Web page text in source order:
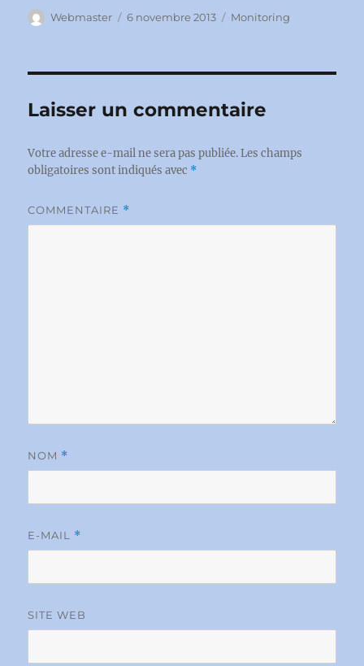
Auteur
Webmaster
Publié
6 novembre 2013 Catégories
Monitoring
Laisser un commentaire
Votre adresse e-mail ne sera pas publiée. Les champs
obligatoires sont indiqués avec *
COMMENTAIRE *
NOM *
E-MAIL *
SITE WEB